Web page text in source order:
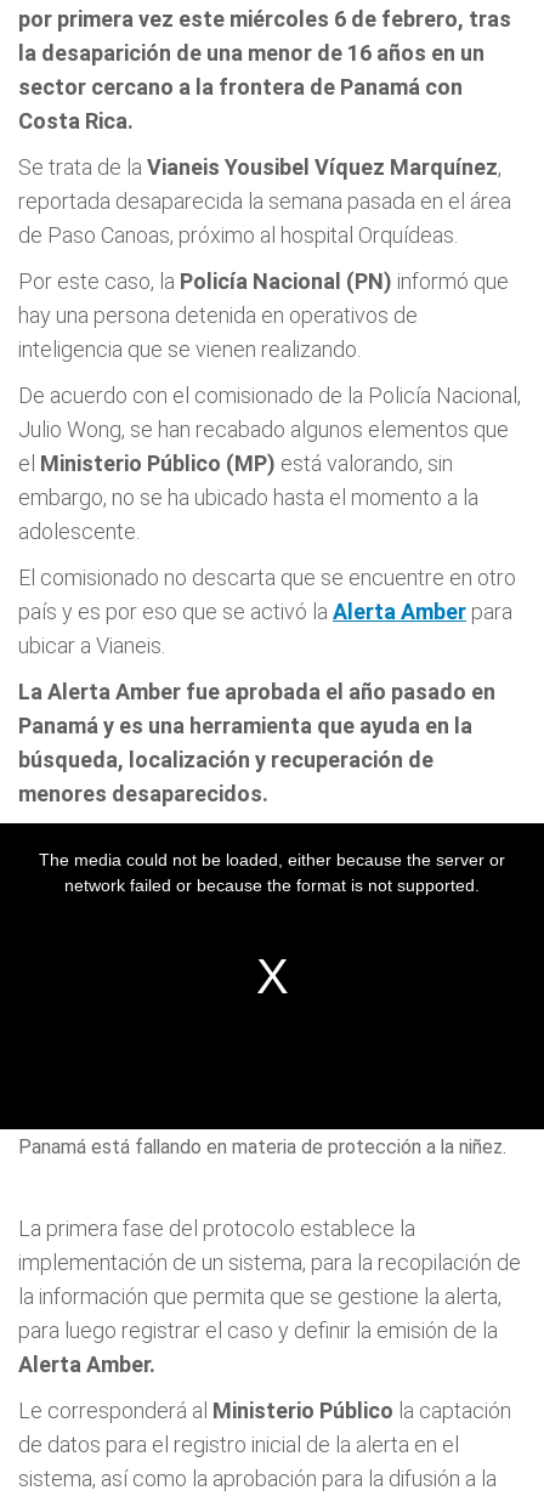
por primera vez este miércoles 6 de febrero, tras
la desaparición de una menor de 16 años en un
sector cercano a la frontera de Panamá con
Costa Rica.
Se trata de la Vianeis Yousibel Víquez Marquínez,
reportada desaparecida la semana pasada en el área
de Paso Canoas, próximo al hospital Orquídeas.
Por este caso, la Policía Nacional (PN) informó que
hay una persona detenida en operativos de
inteligencia que se vienen realizando.
De acuerdo con el comisionado de la Policía Nacional,
Julio Wong, se han recabado algunos elementos que
el Ministerio Público (MP) está valorando, sin
embargo, no se ha ubicado hasta el momento a la
adolescente.
El comisionado no descarta que se encuentre en otro
país y es por eso que se activó la Alerta Amber para
ubicar a Vianeis.
La Alerta Amber fue aprobada el año pasado en
Panamá y es una herramienta que ayuda en la
búsqueda, localización y recuperación de
menores desaparecidos.
Panamá está fallando en materia de protección a la niñez.
La primera fase del protocolo establece la
implementación de un sistema, para la recopilación de
la información que permita que se gestione la alerta,
para luego registrar el caso y definir la emisión de la
Alerta Amber.
Le corresponderá al Ministerio Público la captación
de datos para el registro inicial de la alerta en el
sistema, así como la aprobación para la difusión a la